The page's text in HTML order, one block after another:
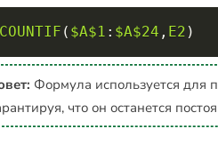
COUNTIF ( $A$1 : $A$24 , E2 )
Формула используется для
что он останется